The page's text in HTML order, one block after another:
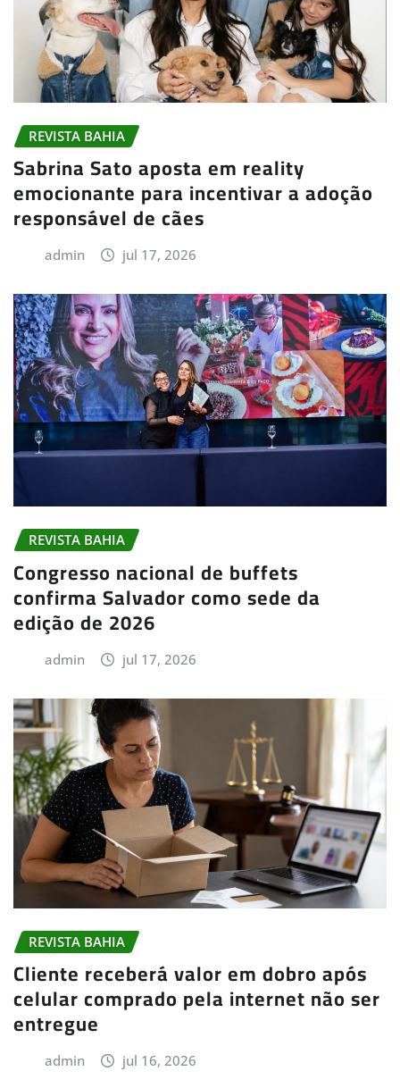
REVISTA BAHIA
Sabrina Sato aposta em reality
emocionante para incentivar a adoção
responsável de cães
admin jul 17, 2026
REVISTA BAHIA
Congresso nacional de buffets
confirma Salvador como sede da
edição de 2026
admin jul 17, 2026
REVISTA BAHIA
Cliente receberá valor em dobro após
celular comprado pela internet não ser
entregue
admin jul 16, 2026